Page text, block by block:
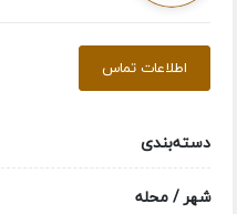
اطلاعات تماس
دسته‌بندی
شهر / محله